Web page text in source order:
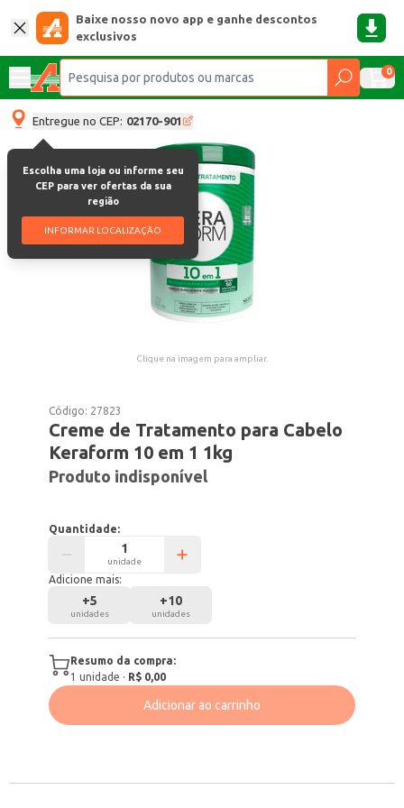
Baixe nosso novo app e ganhe descontos
exclusivos
0
Entregue no CEP: 02170-901
Escolha uma loja ou informe seu
CEP para ver ofertas da sua
região
INFORMAR LOCALIZAÇÃO
Clique na imagem para ampliar.
Código: 27823
Creme de Tratamento para Cabelo
Keraform 10 em 1 1kg
Produto indisponível
Quantidade:
unidade
Adicione mais:
+5
unidades
+10
unidades
Resumo da compra:
1 unidade · R$ 0,00
Adicionar ao carrinho